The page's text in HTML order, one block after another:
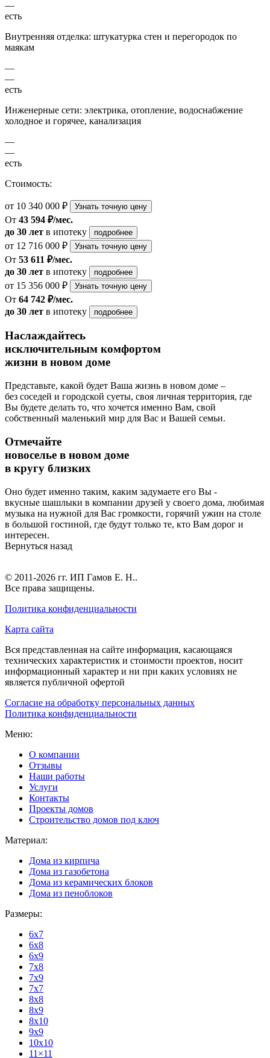
—
есть
Внутренняя отделка: штукатурка стен и перегородок по
маякам
—
—
есть
Инженерные сети: электрика, отопление, водоснабжение
холодное и горячее, канализация
—
—
есть
Стоимость:
от 10 340 000 ₽ Узнать точную цену
От 43 594 ₽/мес.
до 30 лет в ипотеку подробнее
от 12 716 000 ₽ Узнать точную цену
От 53 611 ₽/мес.
до 30 лет в ипотеку подробнее
от 15 356 000 ₽ Узнать точную цену
От 64 742 ₽/мес.
до 30 лет в ипотеку подробнее
Наслаждайтесь
исключительным комфортом
жизни в новом доме
Представьте, какой будет Ваша жизнь в новом доме –
без соседей и городской суеты, своя личная территория, где
Вы будете делать то, что хочется именно Вам, свой
собственный маленький мир для Вас и Вашей семьи.
Отмечайте
новоселье в новом доме
в кругу близких
Оно будет именно таким, каким задумаете его Вы -
вкусные шашлыки в компании друзей у своего дома, любимая
музыка на нужной для Вас громкости, горячий ужин на столе
в большой гостиной, где будут только те, кто Вам дорог и
интересен.
Вернуться назад
© 2011-2026 гг. ИП Гамов Е. Н..
Все права защищены.
Политика конфиденциальности
Карта сайта
Вся представленная на сайте информация, касающаяся
технических характеристик и стоимости проектов, носит
информационный характер и ни при каких условиях не
является публичной офертой
Согласие на обработку персональных данных
Политика конфиденциальности
Меню:
О компании
Отзывы
Наши работы
Услуги
Контакты
Проекты домов
Строительство домов под ключ
Материал:
Дома из кирпича
Дома из газобетона
Дома из керамических блоков
Дома из пеноблоков
Размеры:
6x7
6x8
6x9
7x8
7x9
7x7
8x8
8x9
8x10
9x9
10x10
11×11